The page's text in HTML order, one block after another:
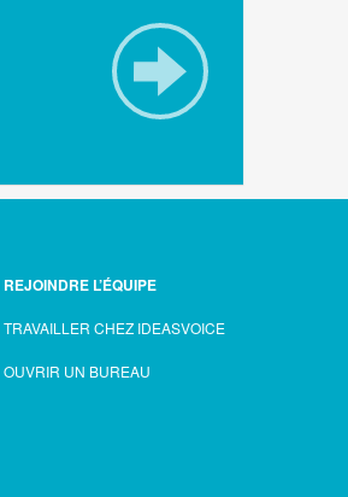
REJOINDRE L’ÉQUIPE
TRAVAILLER CHEZ IDEASVOICE
OUVRIR UN BUREAU